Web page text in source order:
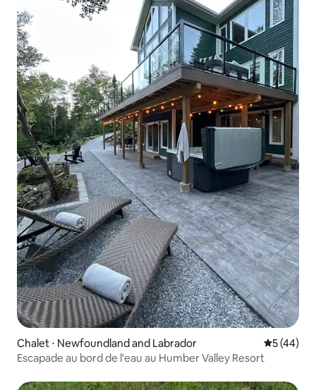
Chalet ⋅ Newfoundland and Labrador
5 (44)
Escapade au bord de l'eau au Humber Valley Resort